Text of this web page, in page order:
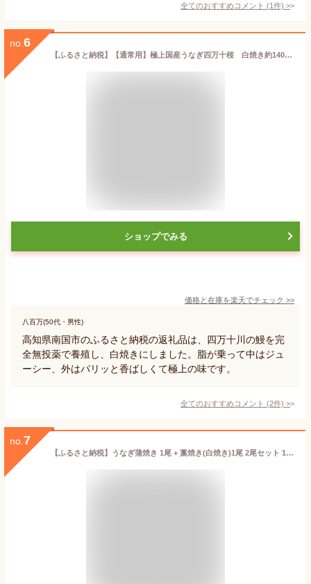
全てのおすすめコメント (1件) >
no. 6
【ふるさと納税】【通常用】極上国産うなぎ四万十桜 白焼き約140g×2尾 | うなぎ 鰻 白焼き 国産 四万十鰻 ウナギ 蒲焼き 調理済み タレ付き ギフト（お歳暮/お正月）高級 お取り寄せ グルメ ウナギ 食べ比べ 冷凍
ショップでみる
価格と在庫を楽天でチェック >>
八百万(50代・男性)
高知県南国市のふるさと納税の返礼品は、四万十川の鰻を完
全無投薬で養殖し、白焼きにしました。脂が乗って中はジュ
ーシー、外はパリッと香ばしくて極上の味です。
全てのおすすめコメント (2件) >
no. 7
【ふるさと納税】うなぎ蒲焼き 1尾 + 藁焼き(白焼き)1尾 2尾セット 1尾約140g タレ付き うなぎ 国産 鰻 ウナギ 蒲焼き かば焼き わら焼き 天日塩付き ポン酢付き おいしい 養殖 お取り寄せ 送料無料 冷凍 配送 送料無料 高知県 ふるさとのうぜい 故郷納税 返礼品 23000円